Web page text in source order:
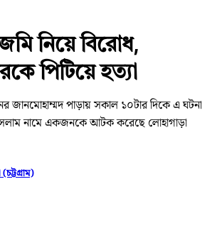
নিয়ে বিরোধ,
পিটিয়ে হত্যা
জানমোহাম্মদ পাড়ায় সকাল ১০টার দিকে এ ঘটনা
নামে একজনকে আটক করেছে লোহাগাড়া